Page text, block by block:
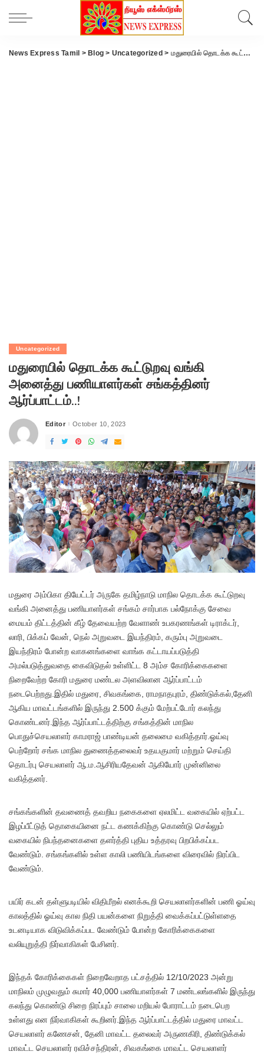
News Express Tamil > Blog > Uncategorized > மதுரையில் தொடக்க கூட்டுறவு வங்கி அனைத்து பணியாளர்கள் சங்கத்தினர் ஆர்ப்பாட்டம்..!
Uncategorized
மதுரையில் தொடக்க கூட்டுறவு வங்கி
அனைத்து பணியாளர்கள் சங்கத்தினர்
ஆர்ப்பாட்டம்..!
Posted
Editor October 10, 2023
மதுரை அம்பிகா தியேட்டர் அருகே தமிழ்நாடு மாநில தொடக்க கூட்டுறவு
வங்கி அனைத்து பணியாளர்கள் சங்கம் சார்பாக பல்நோக்கு சேவை
மையம் திட்டத்தின் கீழ் தேவையற்ற வேளாண் உபகரணங்கள் டிராக்டர்,
லாரி, பிக்கப் வேன், நெல் அறுவடை இயந்திரம், கரும்பு அறுவடை
இயந்திரம் போன்ற வாகனங்களை வாங்க கட்டாயப்படுத்தி
அமல்படுத்துவதை கைவிடுதல் உள்ளிட்ட 8 அம்ச கோரிக்கைகளை
நிறைவேற்ற கோரி மதுரை மண்டல அளவிலான ஆர்ப்பாட்டம்
நடைபெற்றது.இதில் மதுரை, சிவகங்கை, ராமநாதபுரம், திண்டுக்கல்,தேனி
ஆகிய மாவட்டங்களில் இருந்து 2.500 க்கும் மேற்பட்டோர் கலந்து
கொண்டனர்.இந்த ஆர்ப்பாட்டத்திற்கு சங்கத்தின் மாநில
பொதுச்செயலாளர் காமராஜ் பாண்டியன் தலைமை வகித்தார்.ஓய்வு
பெற்றோர் சங்க மாநில துணைத்தலைவர் உதயகுமார் மற்றும் செய்தி
தொடர்பு செயலாளர் ஆ.ம.ஆசிரியதேவன் ஆகியோர் முன்னிலை
வகித்தனர்.
சங்கங்களின் தவணைத் தவறிய நகைகளை ஏலமிட்ட வகையில் ஏற்பட்ட
இழப்பீட்டுத் தொகையினை நட்ட கணக்கிற்கு கொண்டு செல்லும்
வகையில் நிபந்தனைகளை தளர்த்தி புதிய உத்தரவு பிறபிக்கப்பட
வேண்டும். சங்கங்களில் உள்ள காலி பணியிடங்களை விரைவில் நிரப்பிட
வேண்டும்.
பயிர் கடன் தள்ளுபடியில் விதிமீறல் எனக்கூறி செயலாளர்களின் பணி ஓய்வு
காலத்தில் ஓய்வு கால நிதி பயன்களை நிறுத்தி வைக்கப்பட்டுள்ளதை
உடனடியாக விடுவிக்கப்பட வேண்டும் போன்ற கோரிக்கைகளை
வலியுறுத்தி நிர்வாகிகள் பேசினர்.
இந்தக் கோரிக்கைகள் நிறைவேறாத பட்சத்தில் 12/10/2023 அன்று
மாநிலம் முழுவதும் சுமார் 40,000 பணியாளர்கள் 7 மண்டலங்களில் இருந்து
கலந்து கொண்டு சிறை நிரப்பும் சாலை மறியல் போராட்டம் நடைபெற
உள்ளது என நிர்வாகிகள் கூறினர்.இந்த ஆர்ப்பாட்டத்தில் மதுரை மாவட்ட
செயலாளர் கணேசன், தேனி மாவட்ட தலைவர் அருணகிரி, திண்டுக்கல்
மாவட்ட செயலாளர் ரவிச்சந்திரன், சிவகங்கை மாவட்ட செயலாளர்